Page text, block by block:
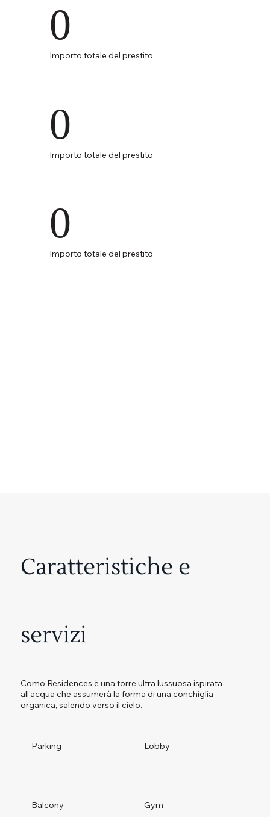
0
Importo totale del prestito
0
Importo totale del prestito
0
Importo totale del prestito
Parking Lobby
Balcony Gym
Caratteristiche e
servizi
Como Residences è una torre ultra lussuosa ispirata
all'acqua che assumerà la forma di una conchiglia
organica, salendo verso il cielo.